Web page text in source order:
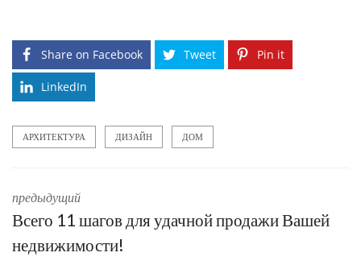
Share on Facebook Tweet Pin it
LinkedIn
АРХИТЕКТУРА ДИЗАЙН ДОМ
предыдущий
Всего 11 шагов для удачной продажи Вашей
недвижимости!